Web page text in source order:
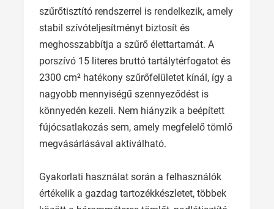
szűrőtisztító rendszerrel is rendelkezik, amely
stabil szívóteljesítményt biztosít és
meghosszabbítja a szűrő élettartamát. A
porszívó 15 literes bruttó tartálytérfogatot és
2300 cm² hatékony szűrőfelületet kínál, így a
nagyobb mennyiségű szennyeződést is
könnyedén kezeli. Nem hiányzik a beépített
fújócsatlakozás sem, amely megfelelő tömlő
megvásárlásával aktiválható.
Gyakorlati használat során a felhasználók
értékelik a gazdag tartozékkészletet, többek